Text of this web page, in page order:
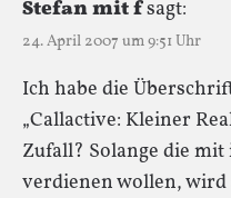
Stefan mit fsagt:
24. April 2007 um 9:51 Uhr
Ich habe die
„Callactive: Kleiner
Zufall? Solange die
verdienen wollen, wird